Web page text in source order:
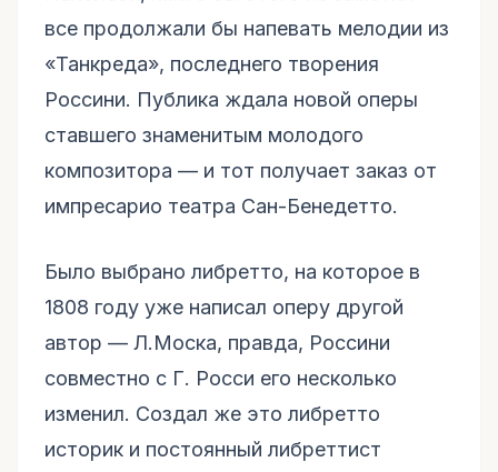
все продолжали бы напевать мелодии из
«Танкреда», последнего творения
Россини. Публика ждала новой оперы
ставшего знаменитым молодого
композитора — и тот получает заказ от
импресарио театра Сан-Бенедетто.
Было выбрано либретто, на которое в
1808 году уже написал оперу другой
автор — Л.Моска, правда, Россини
совместно с Г. Росси его несколько
изменил. Создал же это либретто
историк и постоянный либреттист